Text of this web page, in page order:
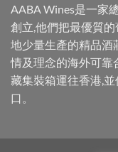
AABA Wines是一家
創立,他們把最優質
地少量生產的精品酒
情及理念的海外可靠
藏集裝箱運往香港,
口。